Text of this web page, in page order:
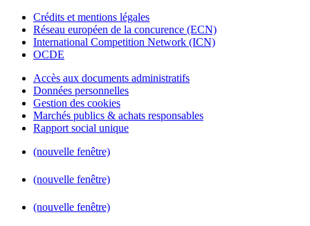
Crédits et mentions légales
Réseau européen de la concurence (ECN)
International Competition Network (ICN)
OCDE
Accès aux documents administratifs
Données personnelles
Gestion des cookies
Marchés publics & achats responsables
Rapport social unique
(nouvelle fenêtre)
(nouvelle fenêtre)
(nouvelle fenêtre)